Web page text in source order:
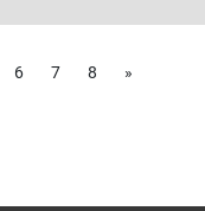
6 7 8 »